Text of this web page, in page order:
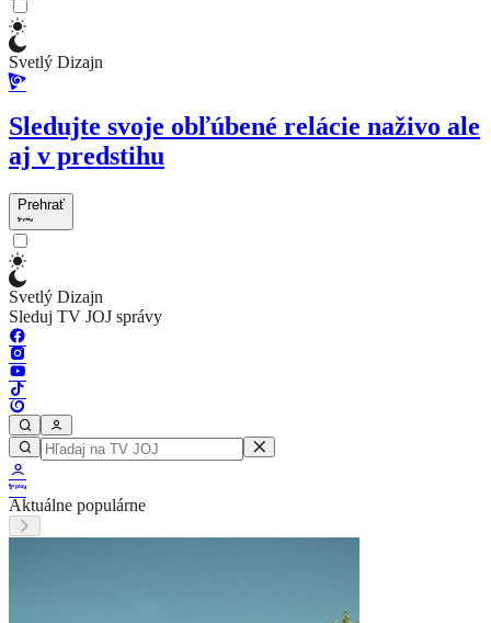
Svetlý Dizajn
Sledujte svoje obľúbené relácie naživo ale
aj v predstihu
Prehrať
Svetlý Dizajn
Sleduj TV JOJ správy
Aktuálne populárne